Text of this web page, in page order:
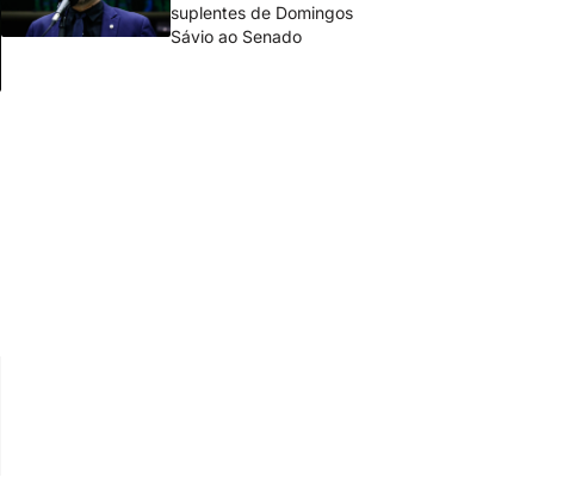
suplentes de Domingos
Sávio ao Senado